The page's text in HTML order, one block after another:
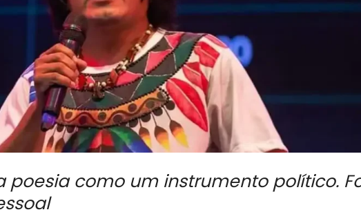
poesia como um instrumento político.